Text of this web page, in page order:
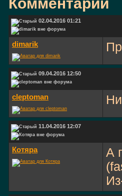
02.04.2016 01:21
dimarik
09.04.2016 12:50
cleptoman
11.04.2016 12:07
Котяра
А